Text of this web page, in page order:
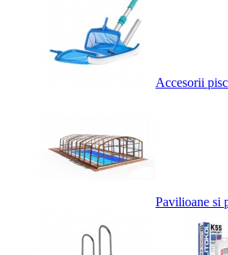
Accesorii
Pavilioane si